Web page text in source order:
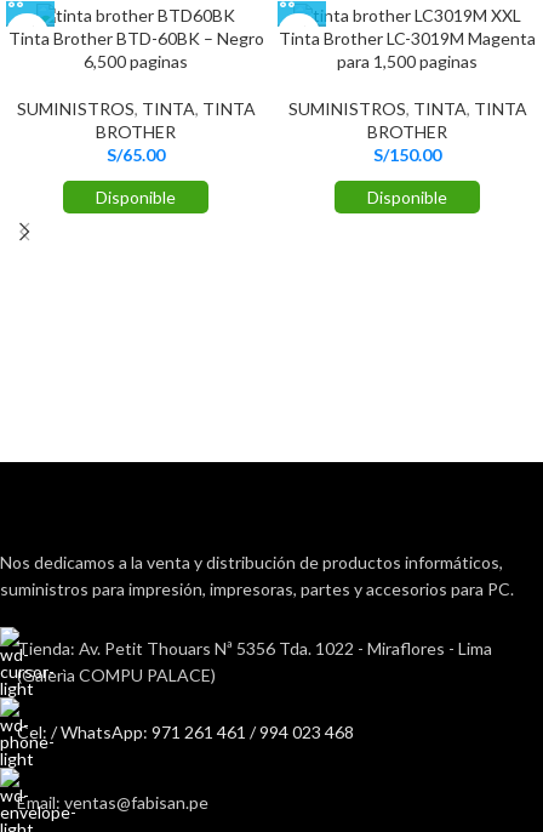
Tinta Brother BTD-60BK – Negro
6,500 paginas
SUMINISTROS, TINTA, TINTA
BROTHER
S/65.00
Disponible
Tinta Brother LC-3019M Magenta
para 1,500 paginas
SUMINISTROS, TINTA, TINTA
BROTHER
S/150.00
Disponible
Nos dedicamos a la venta y distribución de productos informáticos,
suministros para impresión, impresoras, partes y accesorios para PC.
Tienda: Av. Petit Thouars Nª 5356 Tda. 1022 - Miraflores - Lima
(Galerìa COMPU PALACE)
Cel: / WhatsApp: 971 261 461 / 994 023 468
Email: ventas@fabisan.pe